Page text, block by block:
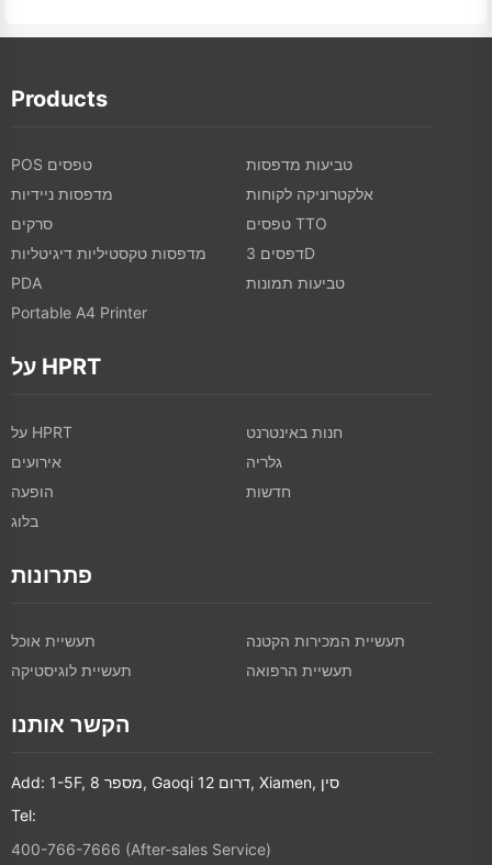
Products
POS טפסים
טביעות מדפסות
מדפסות ניידיות
אלקטרוניקה לקוחות
סרקים
טפסים TTO
מדפסות טקסטיליות דיגיטליות
דפסים 3D
PDA
טביעות תמונות
Portable A4 Printer
על HPRT
על HPRT
חנות באינטרנט
אירועים
גלריה
הופעה
חדשות
בלוג
פתרונות
תעשיית אוכל
תעשיית המכירות הקטנה
תעשיית לוגיסטיקה
תעשיית הרפואה
הקשר אותנו
Add: 1-5F, מספר 8, Gaoqi דרום 12, Xiamen, סין
Tel:
400-766-7666 (After-sales Service)